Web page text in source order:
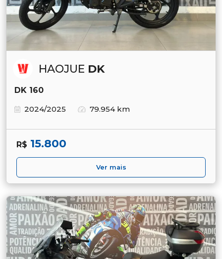
HAOJUE DK
DK 160
2024/2025
79.954 km
R$ 15.800
Ver mais